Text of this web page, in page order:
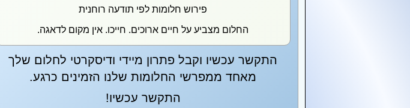
פירוש חלומות לפי תודעה רוחנית
החלום מצביע על חיים ארוכים. חייכו. אין מקום לדאגה.
התקשר עכשיו וקבל פתרון מיידי ודיסקרטי לחלום שלך
מאחד ממפרשי החלומות שלנו הזמינים כרגע.
התקשר עכשיו!